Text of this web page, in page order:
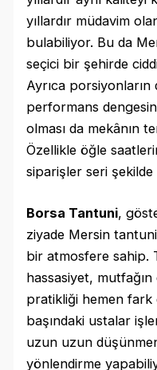
yıllardır müdavim
bulabiliyor. Bu da
seçici bir şehirde
Ayrıca
performans
olması da mekânın
Özellikle öğle
siparişler seri şekilde
Borsa Tantuni,
ziyade Mersin
bir atmosfere sahip.
hassasiyet, mutfağın
pratikliği hemen fark
başındaki ustalar
uzun uzun
yönlendirme